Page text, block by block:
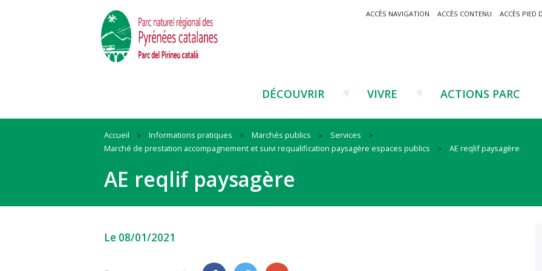
ACCÈS NAVIGATION ACCÈS CONTENU ACCÈS PIED
DÉCOUVRIR
Faune et Flore
Itinéraires et sites
Pratiques sportives
naturels
VIVRE
Mobilité
Animation
La marque Valeurs Parc
ACTIONS PARC
Cadre de vie
Biodiversité
#QueLaMontagneEstBelle !
Filières émergentes
Accueil Informations pratiques Marchés publics
Services
Marché de prestation accompagnement et suivi requalification paysagère espaces publics
AE reqlif paysagère
AE reqlif paysagère
Le 08/01/2021